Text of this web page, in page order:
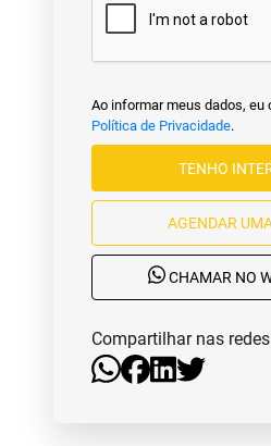
Ao informar meus dados, eu
Política de Privacidade.
TENHO
CHAMAR NO
Compartilhar nas